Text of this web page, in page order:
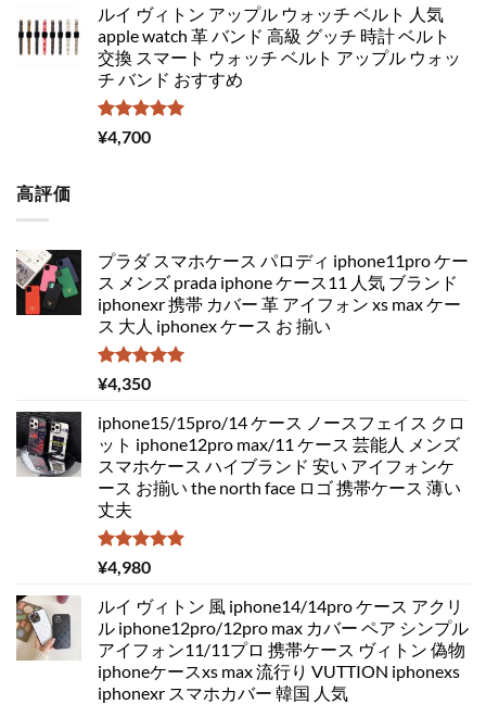
ルイ ヴィトン アップル ウォッチ ベルト 人気
apple watch 革 バンド 高級 グッチ 時計 ベルト
交換 スマート ウォッチ ベルト アップル ウォッ
チ バンド おすすめ
5段階中
5.00
¥4,700
高評価
プラダ スマホケース パロディ iphone11pro ケー
ス メンズ prada iphone ケース11 人気 ブランド
iphonexr 携帯 カバー 革 アイフォン xs max ケー
ス 大人 iphonex ケース お 揃い
5段階中
5.00
¥4,350
iphone15/15pro/14 ケース ノースフェイス クロ
ット iphone12pro max/11 ケース 芸能人 メンズ
スマホケース ハイブランド 安い アイフォンケ
ース お揃い the north face ロゴ 携帯ケース 薄い
丈夫
5段階中
5.00
¥4,980
ルイ ヴィトン 風 iphone14/14pro ケース アクリ
ル iphone12pro/12pro max カバー ペア シンプル
アイフォン11/11プロ 携帯ケース ヴィトン 偽物
iphoneケースxs max 流行り VUTTION iphonexs
iphonexr スマホカバー 韓国 人気